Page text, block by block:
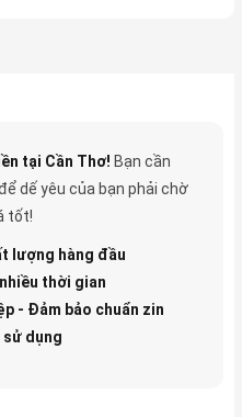
tại Cần Thơ! Bạn cần
dế yêu của bạn phải chờ
tốt!
lượng hàng đầu
thời gian
- Đảm bảo chuẩn zin
sử dụng